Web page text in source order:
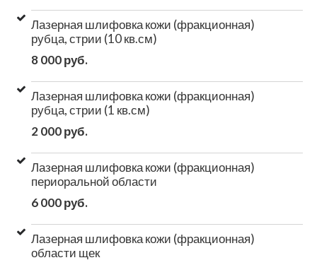
Лазерная шлифовка кожи (фракционная)
рубца, стрии (10 кв.см)
8 000 руб.
Лазерная шлифовка кожи (фракционная)
рубца, стрии (1 кв.см)
2 000 руб.
Лазерная шлифовка кожи (фракционная)
периоральной области
6 000 руб.
Лазерная шлифовка кожи (фракционная)
области щек